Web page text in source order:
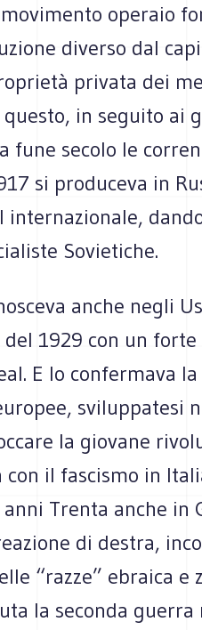
operaio
diverso dal
privata dei
in seguito ai
fune secolo le
si produceva in
Sovietiche.
anche negli
1929 con un
E lo confermava
sviluppatesi
la giovane
il fascismo in
Trenta anche in
di destra,
“razze” ebraica e
la seconda guerra